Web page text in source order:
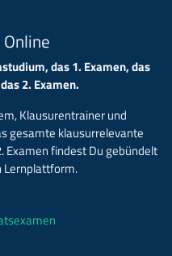
das 1. Examen, das
2. Examen.
Klausurentrainer und
gesamte klausurrelevante
Examen findest Du gebündelt
Lernplattform.